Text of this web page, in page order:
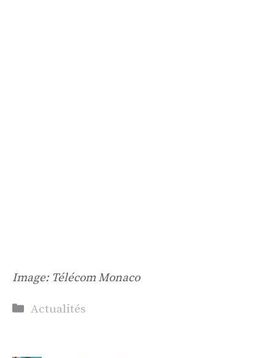
Image: Télécom Monaco
Catégories
Actualités